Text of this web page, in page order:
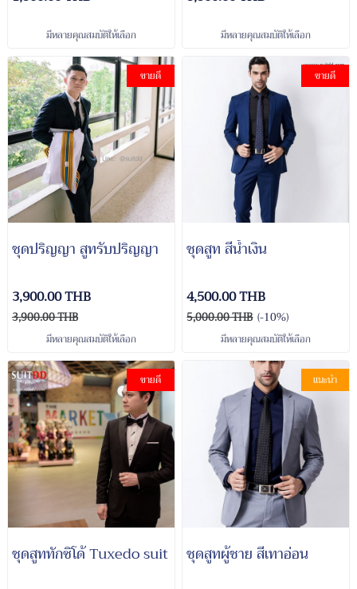
มีหลายคุณสมบัติให้เลือก มีหลายคุณสมบัติให้เลือก
ขายดี
ชุดปริญญา สูทรับปริญญา
3,900.00 THB
3,900.00 THB
มีหลายคุณสมบัติให้เลือก
ขายดี
ชุดสูท สีน้ำเงิน
4,500.00 THB
5,000.00 THB (-10%)
มีหลายคุณสมบัติให้เลือก
ขายดี
ชุดสูททักซิโด้ Tuxedo suit
แนะนำ
ชุดสูทผู้ชาย สีเทาอ่อน